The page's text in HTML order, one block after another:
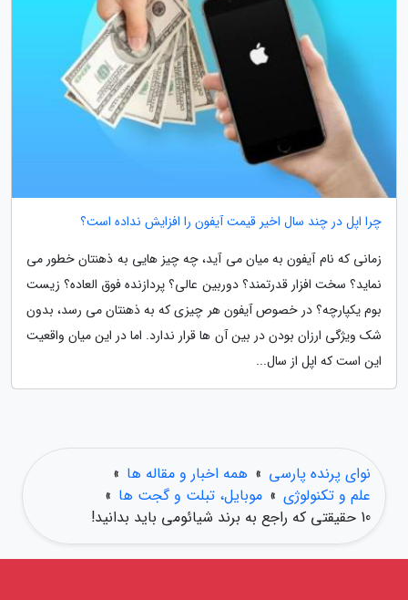
چرا اپل در چند سال اخیر قیمت آیفون را افزایش نداده است؟
زمانی که نام آیفون به میان می آید، چه چیز هایی به ذهنتان خطور می
نماید؟ سخت افزار قدرتمند؟ دوربین عالی؟ پردازنده فوق العاده؟ زیست
بوم یکپارچه؟ در خصوص آیفون هر چیزی که به ذهنتان می رسد، بدون
شک ویژگی ارزان بودن در بین آن ها قرار ندارد. اما در این میان واقعیت
این است که اپل از سال...
نوای پرنده پارسی » همه اخبار و مقاله ها »
علم و تکنولوژی » موبایل، تبلت و گجت ها »
10 حقیقتی که راجع به برند شیائومی باید بدانید!